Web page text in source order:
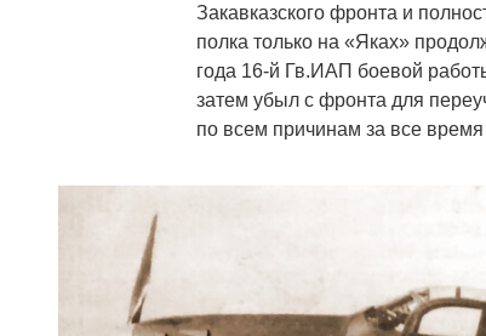
Закавказского фронта и
полка только на «Яках»
года 16-й Гв.ИАП боевой
затем убыл с фронта для
по всем причинам за все время